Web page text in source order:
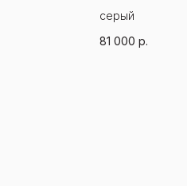
серый
81 000 р.